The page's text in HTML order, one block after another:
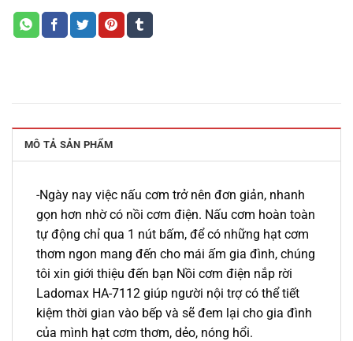
MÔ TẢ SẢN PHẨM
-Ngày nay việc nấu cơm trở nên đơn giản, nhanh
gọn hơn nhờ có nồi cơm điện. Nấu cơm hoàn toàn
tự động chỉ qua 1 nút bấm, để có những hạt cơm
thơm ngon mang đến cho mái ấm gia đình, chúng
tôi xin giới thiệu đến bạn Nồi cơm điện nắp rời
Ladomax HA-7112 giúp người nội trợ có thể tiết
kiệm thời gian vào bếp và sẽ đem lại cho gia đình
của mình hạt cơm thơm, dẻo, nóng hổi.